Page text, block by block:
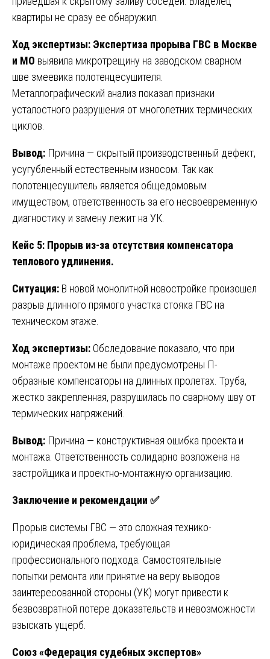
квартиры не сразу ее обнаружил.
Ход экспертизы: Экспертиза прорыва ГВС в Москве
и МО выявила микротрещину на заводском сварном
шве змеевика полотенцесушителя.
Металлографический анализ показал признаки
усталостного разрушения от многолетних термических
циклов.
Вывод: Причина — скрытый производственный дефект,
усугубленный естественным износом. Так как
полотенцесушитель является общедомовым
имуществом, ответственность за его несвоевременную
диагностику и замену лежит на УК.
Кейс 5: Прорыв из-за отсутствия компенсатора
теплового удлинения.
Ситуация: В новой монолитной новостройке произошел
разрыв длинного прямого участка стояка ГВС на
техническом этаже.
Ход экспертизы: Обследование показало, что при
монтаже проектом не были предусмотрены П-
образные компенсаторы на длинных пролетах. Труба,
жестко закрепленная, разрушилась по сварному шву от
термических напряжений.
Вывод: Причина — конструктивная ошибка проекта и
монтажа. Ответственность солидарно возложена на
застройщика и проектно-монтажную организацию.
Заключение и рекомендации ✅
Прорыв системы ГВС — это сложная технико-
юридическая проблема, требующая
профессионального подхода. Самостоятельные
попытки ремонта или принятие на веру выводов
заинтересованной стороны (УК) могут привести к
безвозвратной потере доказательств и невозможности
взыскать ущерб.
Союз «Федерация судебных экспертов»